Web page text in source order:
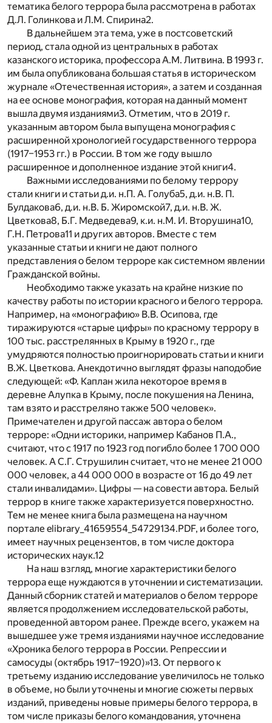
тематика белого террора была рассмотрена в работах
Д.Л. Голинкова и Л.М. Спирина2.
В дальнейшем эта тема, уже в постсоветский
период, стала одной из центральных в работах
казанского историка, профессора А.М. Литвина. В 1993 г.
им была опубликована большая статья в историческом
журнале «Отечественная история», а затем и созданная
на ее основе монография, которая на данный момент
вышла двумя изданиями3. Отметим, что в 2019 г.
указанным автором была выпущена монография с
расширенной хронологией государственного террора
(1917–1953 гг.) в России. В том же году вышло
расширенное и дополненное издание этой книги4.
Важными исследованиями по белому террору
стали книги и статьи д.и. н.П. А. Голуба5, д.и. н.В. П.
Булдакова6, д.и. н.В. Б. Жиромской7, д.и. н.В. Ж.
Цветкова8, Б.Г. Медведева9, к.и. н.М. И. Вторушина10,
Г.Н. Петрова11 и других авторов. Вместе с тем
указанные статьи и книги не дают полного
представления о белом терроре как системном явлении
Гражданской войны.
Необходимо также указать на крайне низкие по
качеству работы по истории красного и белого террора.
Например, на «монографию» В.В. Осипова, где
тиражируются «старые цифры» по красному террору в
100 тыс. расстрелянных в Крыму в 1920 г., где
умудряются полностью проигнорировать статьи и книги
В.Ж. Цветкова. Анекдотично выглядят фразы наподобие
следующей: «Ф. Каплан жила некоторое время в
деревне Алупка в Крыму, после покушения на Ленина,
там взято и расстреляно также 500 человек».
Примечателен и другой пассаж автора о белом
терроре: «Одни историки, например Кабанов П.А.,
считают, что с 1917 по 1923 год погибло более 1 700 000
человек. А С.Г. Струшилин считает, что не менее 21 000
000 человек, а 44 000 000 в возрасте от 16 до 49 лет
стали инвалидами». Цифры — на совести автора. Белый
террор в книге также характеризуется поверхностно.
Тем не менее книга была размещена на научном
портале elibrary_41659554_54729134.PDF, и более того,
имеет научных рецензентов, в том числе доктора
исторических наук.12
На наш взгляд, многие характеристики белого
террора еще нуждаются в уточнении и систематизации.
Данный сборник статей и материалов о белом терроре
является продолжением исследовательской работы,
проведенной автором ранее. Прежде всего, укажем на
вышедшее уже тремя изданиями научное исследование
«Хроника белого террора в России. Репрессии и
самосуды (октябрь 1917–1920)»13. От первого к
третьему изданию исследование увеличилось не только
в объеме, но были уточнены и многие сюжеты первых
изданий, приведены новые примеры белого террора, в
том числе приказы белого командования, уточнена